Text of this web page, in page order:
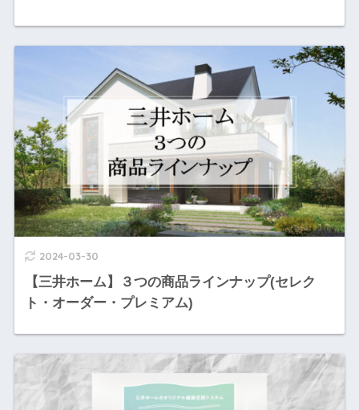
2024-03-30
【三井ホーム】３つの商品ラインナップ(セレク
ト・オーダー・プレミアム)